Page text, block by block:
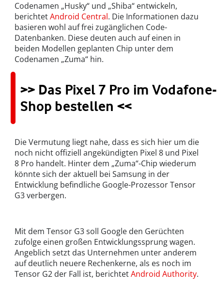
Codenamen „Husky“ und „Shiba“ entwickeln,
berichtetAndroid Central. Die Informationen dazu
basieren wohl auf frei zugänglichen Code-
Datenbanken. Diese deuten auch auf einen in
beiden Modellen geplanten Chip unter dem
Codenamen „Zuma“ hin.
>> Das Pixel 7 Pro im Vodafone-
Shop bestellen <<
Die Vermutung liegt nahe, dass es sich hier um die
noch nicht offiziell angekündigten Pixel 8 und Pixel
8 Pro handelt. Hinter dem „Zuma“-Chip wiederum
könnte sich der aktuell bei Samsung in der
Entwicklung befindliche Google-Prozessor Tensor
G3 verbergen.
Mit dem Tensor G3 soll Google den Gerüchten
zufolge einen großen Entwicklungssprung wagen.
Angeblich setzt das Unternehmen unter anderem
auf deutlich neuere Rechenkerne, als es noch im
Tensor G2 der Fall ist, berichtetAndroid Authority.